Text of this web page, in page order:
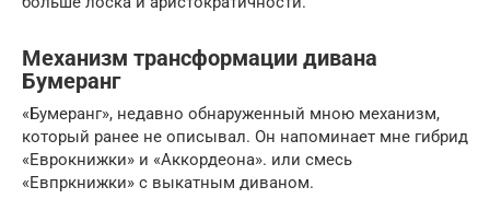
Механизм трансформации дивана
Бумеранг
«Бумеранг», недавно обнаруженный мною механизм,
который ранее не описывал. Он напоминает мне гибрид
«Еврокнижки» и «Аккордеона». или смесь
«Евпркнижки» с выкатным диваном.